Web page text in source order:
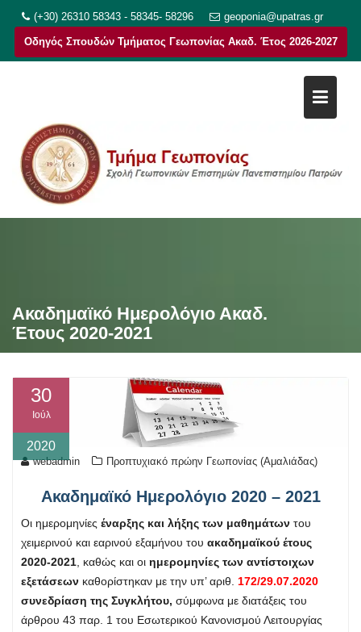
στο
περιεχόμενο
(+30) 26310 58343 - 58345- 58296 geoponia@upatras.gr
Οδηγός Σπουδών Τμήματος Γεωπονίας Ακαδ. Έτος 2026-2027
Ακαδημαϊκό Ημερολόγιο Ακαδ.
Έτους 2020-2021
30
Ιούλ
2020
webadmin Προπτυχιακό πρώην Γεωπονίας (Αμαλιάδας)
Ακαδημαϊκό Ημερολόγιο 2020 – 2021
Οι ημερομηνίες έναρξης και λήξης των μαθημάτων του
χειμερινού και εαρινού εξαμήνου του ακαδημαϊκού έτους
2020-2021 , καθώς και οι ημερομηνίες των αντίστοιχων
εξετάσεων καθορίστηκαν με την υπ’ αριθ. 172/29.07.2020
συνεδρίαση της Συγκλήτου, σύμφωνα με διατάξεις του
άρθρου 43 παρ. 1 του Εσωτερικού Κανονισμού Λειτουργίας